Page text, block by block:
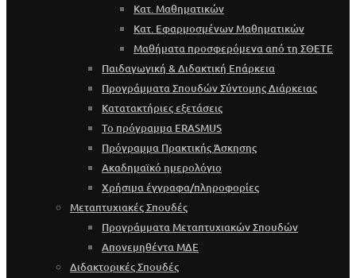
Κατ. Μαθηματικών
Κατ. Εφαρμοσμένων Μαθηματικών
Μαθήματα προσφερόμενα από τη ΣΘΕΤΕ
Παιδαγωγική & Διδακτική Επάρκεια
Προγράμματα Σπουδών Σύντομης Διάρκειας
Κατατακτήριες εξετάσεις
Το πρόγραμμα ERASMUS
Πρόγραμμα Πρακτικής Άσκησης
Ακαδημαϊκό ημερολόγιο
Χρήσιμα έγγραφα/πληροφορίες
Μεταπτυχιακές Σπουδές
Προγράμματα Μεταπτυχιακών Σπουδών
Απονεμηθέντα ΜΔΕ
Διδακτορικές Σπουδές